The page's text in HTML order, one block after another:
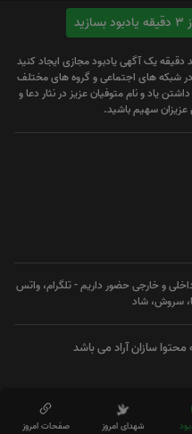
دقیقه یک آگهی یادبود مجازی ایجاد کنید
در شبکه های اجتماعی و گروه های مختلف
داشتن یاد و نام متوفیان عزیز در نثار دعا و
عزیزان سهیم باشید.
و خارجی حضور داریم - تلگرام، واتس
سروش، شاد
سازان آراد می باشد
شهدای امروز صفحات امروز